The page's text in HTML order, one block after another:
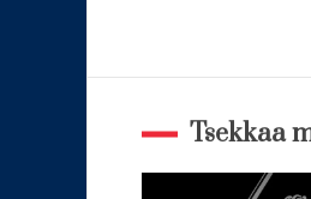
Tsekkaa